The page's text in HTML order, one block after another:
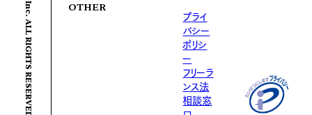
OTHER
プライ
バシー
ポリシ
ー
フリーラ
ンス法
相談窓